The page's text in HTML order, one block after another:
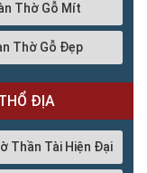
Thờ Gỗ Mít
Thờ Gỗ Đẹp
ĐỊA
Thần Tài Hiện Đại